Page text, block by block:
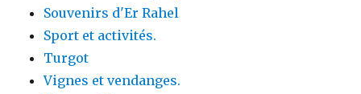
Souvenirs d'Er Rahel
Sport et activités.
Turgot
Vignes et vendanges.